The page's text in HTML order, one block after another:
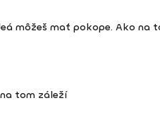
môžeš mať pokope. Ako na
tom záleží